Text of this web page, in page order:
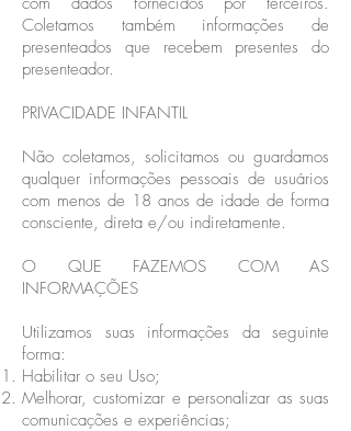
Coletamos também informações de
presenteados que recebem presentes do
presenteador.
PRIVACIDADE INFANTIL
Não coletamos, solicitamos ou guardamos
qualquer informações pessoais de usuários
com menos de 18 anos de idade de forma
consciente, direta e/ou indiretamente.
O QUE FAZEMOS COM AS
INFORMAÇÕES
Utilizamos suas informações da seguinte
forma:
Habilitar o seu Uso;
Melhorar, customizar e personalizar as suas
comunicações e experiências;